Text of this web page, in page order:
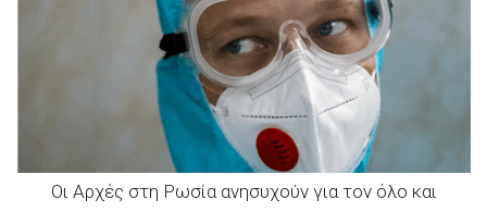
Οι Αρχές στη Ρωσία ανησυχούν για τον όλο και